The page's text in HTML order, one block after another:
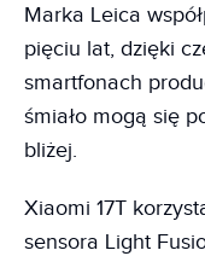
Marka Leica
pięciu lat, dzięki
smartfonach
śmiało mogą się
bliżej.
Xiaomi 17T
sensora Light